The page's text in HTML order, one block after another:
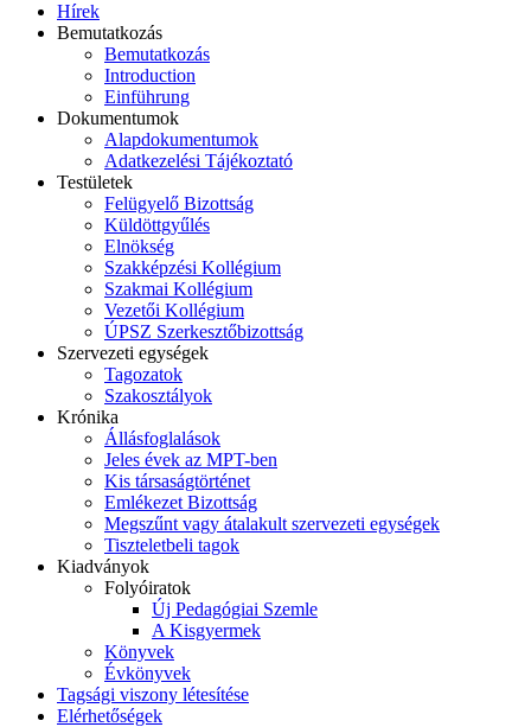
Hírek
Bemutatkozás
Bemutatkozás
Introduction
Einführung
Dokumentumok
Alapdokumentumok
Adatkezelési Tájékoztató
Testületek
Felügyelő Bizottság
Küldöttgyűlés
Elnökség
Szakképzési Kollégium
Szakmai Kollégium
Vezetői Kollégium
ÚPSZ Szerkesztőbizottság
Szervezeti egységek
Tagozatok
Szakosztályok
Krónika
Állásfoglalások
Jeles évek az MPT-ben
Kis társaságtörténet
Emlékezet Bizottság
Megszűnt vagy átalakult szervezeti egységek
Tiszteletbeli tagok
Kiadványok
Folyóiratok
Új Pedagógiai Szemle
A Kisgyermek
Könyvek
Évkönyvek
Tagsági viszony létesítése
Elérhetőségek